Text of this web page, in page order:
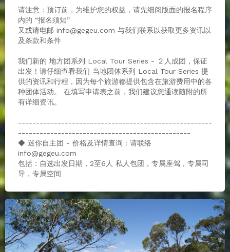
请注意：预订前，为维护您的权益，请先细阅版面的报名程序
内的 “报名须知”
又或请电邮 info@gegeu.com 与我们联系以获取更多资讯以
及条款和条件
我们新的 地方团系列 Local Tour Series - ２人成团，保证
出发！请仔细查看我们 当地团体系列 Local Tour Series 提
供的资讯和行程，因为每个旅游都提供包含在旅游费用中的各
种团体活动。 在填写申请表之前，我们建议您通读随附的所
有详细资讯。
------------------------------------------------------
------------------------------------------------
◆ 迷你自主团 - 价格及详情查询：请联络
info@gegeu.com
包括：自选出发日期，2至6人 私人包团，专属座驾，专属司
导，专属空间